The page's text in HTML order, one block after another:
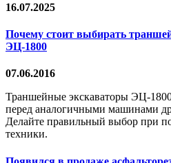
16.07.2025
Почему стоит выбирать
ЭЦ-1800
07.06.2016
Траншейные экскаваторы ЭЦ-
перед аналогичными машинами
Делайте правильный выбор при
техники.